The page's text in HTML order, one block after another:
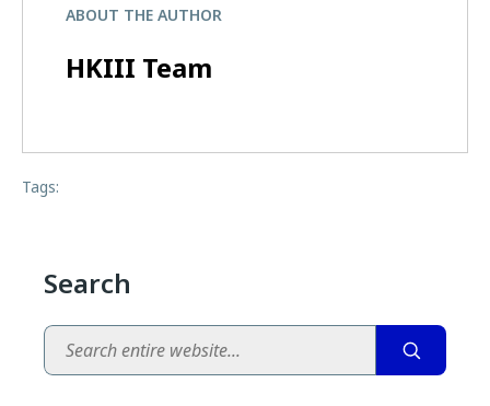
ABOUT THE AUTHOR
HKIII Team
Tags:
Search
Search